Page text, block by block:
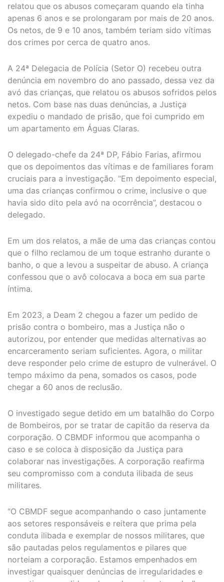
relatou que os abusos começaram quando ela tinha
apenas 6 anos e se prolongaram por mais de 20 anos.
Os netos, de 9 e 10 anos, também teriam sido vítimas
dos crimes por cerca de quatro anos.
A 24ª Delegacia de Polícia (Setor O) recebeu outra
denúncia em novembro do ano passado, dessa vez da
avó das crianças, que relatou os abusos sofridos pelos
netos. Com base nas duas denúncias, a Justiça
expediu o mandado de prisão, que foi cumprido em
um apartamento em Águas Claras.
O delegado-chefe da 24ª DP, Fábio Farias, afirmou
que os depoimentos das vítimas e de familiares foram
cruciais para a investigação. “Em depoimento especial,
uma das crianças confirmou o crime, inclusive o que
havia sido dito pela avó na ocorrência”, destacou o
delegado.
Em um dos relatos, a mãe de uma das crianças contou
que o filho reclamou de um toque estranho durante o
banho, o que a levou a suspeitar de abuso. A criança
confessou que o avô colocava a boca em sua parte
íntima.
Em 2023, a Deam 2 chegou a fazer um pedido de
prisão contra o bombeiro, mas a Justiça não o
autorizou, por entender que medidas alternativas ao
encarceramento seriam suficientes. Agora, o militar
deve responder pelo crime de estupro de vulnerável. O
tempo máximo da pena, somados os casos, pode
chegar a 60 anos de reclusão.
O investigado segue detido em um batalhão do Corpo
de Bombeiros, por se tratar de capitão da reserva da
corporação. O CBMDF informou que acompanha o
caso e se coloca à disposição da Justiça para
colaborar nas investigações. A corporação reafirma
seu compromisso com a conduta ilibada de seus
militares.
“O CBMDF segue acompanhando o caso juntamente
aos setores responsáveis e reitera que prima pela
conduta ilibada e exemplar de nossos militares, que
são pautadas pelos regulamentos e pilares que
norteiam a corporação. Estamos empenhados em
investigar quaisquer denúncias de irregularidades e